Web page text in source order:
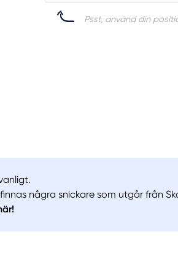
Psst, använd din
några snickare som utgår från